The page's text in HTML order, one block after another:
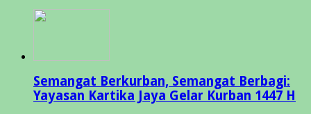
Semangat Berkurban, Semangat Berbagi:
Yayasan Kartika Jaya Gelar Kurban 1447 H